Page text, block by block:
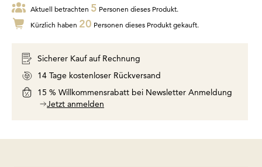
Aktuell betrachten 5 Personen dieses Produkt.
Kürzlich haben 20 Personen dieses Produkt gekauft.
Sicherer Kauf auf Rechnung
14 Tage kostenloser Rückversand
15 % Willkommensrabatt bei Newsletter Anmeldung
Jetzt anmelden